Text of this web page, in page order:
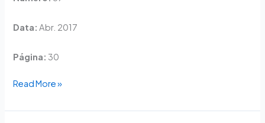
Data: Abr. 2017
Página: 30
Read More »